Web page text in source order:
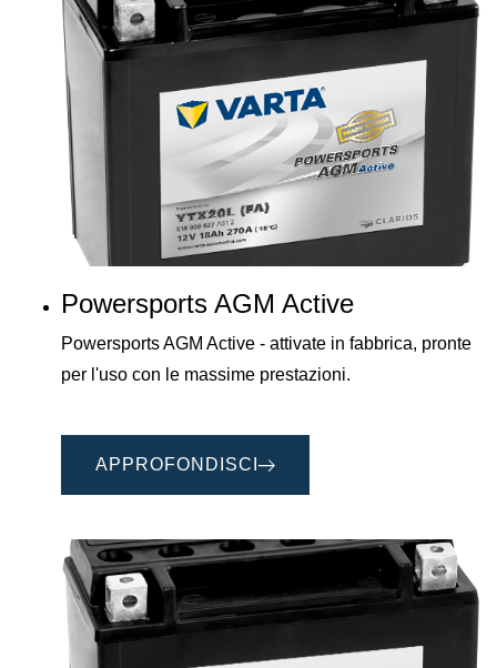
Powersports AGM Active
Powersports AGM Active - attivate in fabbrica, pronte
per l'uso con le massime prestazioni.
APPROFONDISCI